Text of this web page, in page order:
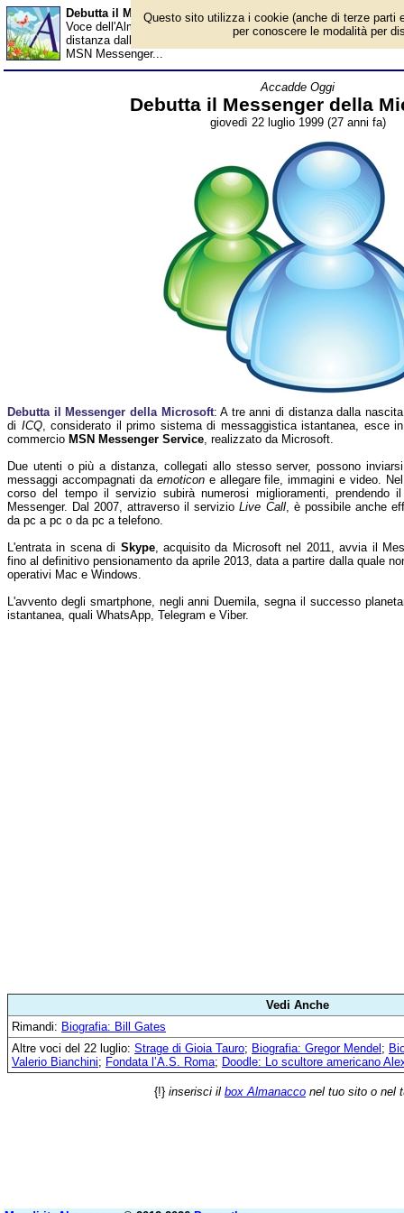
Debutta il Messenger della Microsoft - Almanacco
Voce dell'Almanacco del 22 luglio, per la rubrica 'Accadde
distanza dalla nascita di ICQ, considerato il primo sistema di
MSN Messenger...
Accadde Oggi
Debutta il Messenger della
giovedì 22 luglio 1999 (27 anni fa)
Debutta il Messenger della Microsoft: A tre anni di distanza dalla nascita
di ICQ, considerato il primo sistema di messaggistica istantanea, esce in
commercio MSN Messenger Service, realizzato da Microsoft.
Due utenti o più a distanza, collegati allo stesso server, possono inviarsi
messaggi accompagnati da emoticone allegare file, immagini e video. Nel
corso del tempo il servizio subirà numerosi miglioramenti, prendendo
Messenger. Dal 2007, attraverso il servizioLive Call, è possibile anche
da pc a pc o da pc a telefono.
L'entrata in scena di Skype, acquisito da Microsoft nel 2011, avvia il
fino al definitivo pensionamento da aprile 2013, data a partire dalla quale
operativi Mac e Windows.
L'avvento degli smartphone, negli anni Duemila, segna il successo
istantanea, quali WhatsApp, Telegram e Viber.
Vedi Anche
Rimandi: Biografia: Bill Gates
Altre voci del 22 luglio: Strage di Gioia Tauro; Biografia: Gregor Mendel ;
Valerio Bianchini; Fondata l’A.S. Roma; Doodle: Lo scultore americano
{!} inserisci il box Almanacco nel tuo sito o nel
Questo sito utilizza i cookie (anche di terze parti
per conoscere le modalità per